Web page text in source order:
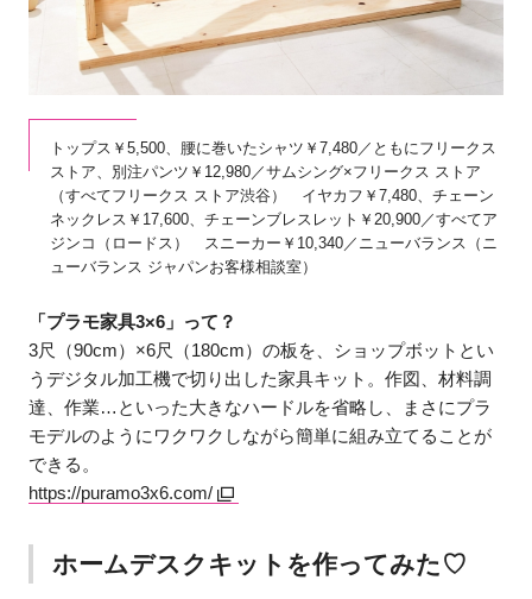
トップス￥5,500、腰に巻いたシャツ￥7,480／ともにフリークス
ストア、別注パンツ￥12,980／サムシング×フリークス ストア
（すべてフリークス ストア渋谷） イヤカフ￥7,480、チェーン
ネックレス￥17,600、チェーンブレスレット￥20,900／すべてア
ジンコ（ロードス） スニーカー￥10,340／ニューバランス（ニ
ューバランス ジャパンお客様相談室）
「プラモ家具3×6」って？
3尺（90cm）×6尺（180cm）の板を、ショップボットとい
うデジタル加工機で切り出した家具キット。作図、材料調
達、作業…といった大きなハードルを省略し、まさにプラ
モデルのようにワクワクしながら簡単に組み立てることが
できる。
https://puramo3x6.com/
ホームデスクキットを作ってみた♡